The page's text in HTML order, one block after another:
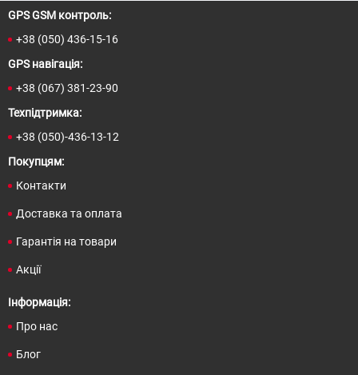
Покупцям:
Контакти
Доставка та оплата
Гарантія на товари
Акції
Інформація:
Про нас
Блог